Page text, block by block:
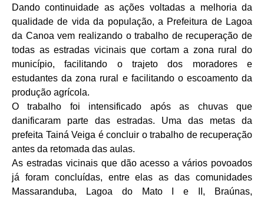
Dando continuidade as ações voltadas a melhoria da
qualidade de vida da população, a Prefeitura de Lagoa
da Canoa vem realizando o trabalho de recuperação de
todas as estradas vicinais que cortam a zona rural do
município, facilitando o trajeto dos moradores e
estudantes da zona rural e facilitando o escoamento da
produção agrícola.
O trabalho foi intensificado após as chuvas que
danificaram parte das estradas. Uma das metas da
prefeita Tainá Veiga é concluir o trabalho de recuperação
antes da retomada das aulas.
As estradas vicinais que dão acesso a vários povoados
já foram concluídas, entre elas as das comunidades
Massaranduba, Lagoa do Mato I e II, Braúnas,